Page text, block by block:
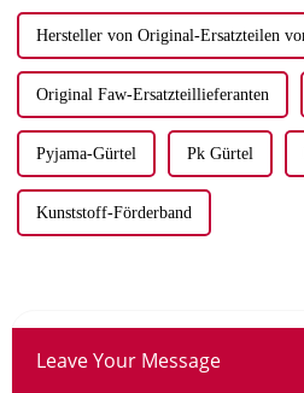
Hersteller von Original-Ersatzteilen
Original Faw-Ersatzteillieferanten
Pyjama-Gürtel Pk Gürtel
Kunststoff-Förderband
Leave Your Message